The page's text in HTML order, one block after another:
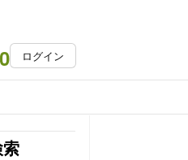
ログイン